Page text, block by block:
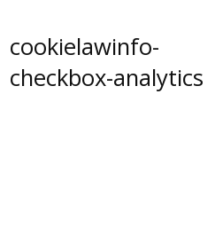
cookielawinfo-
checkbox-analytics